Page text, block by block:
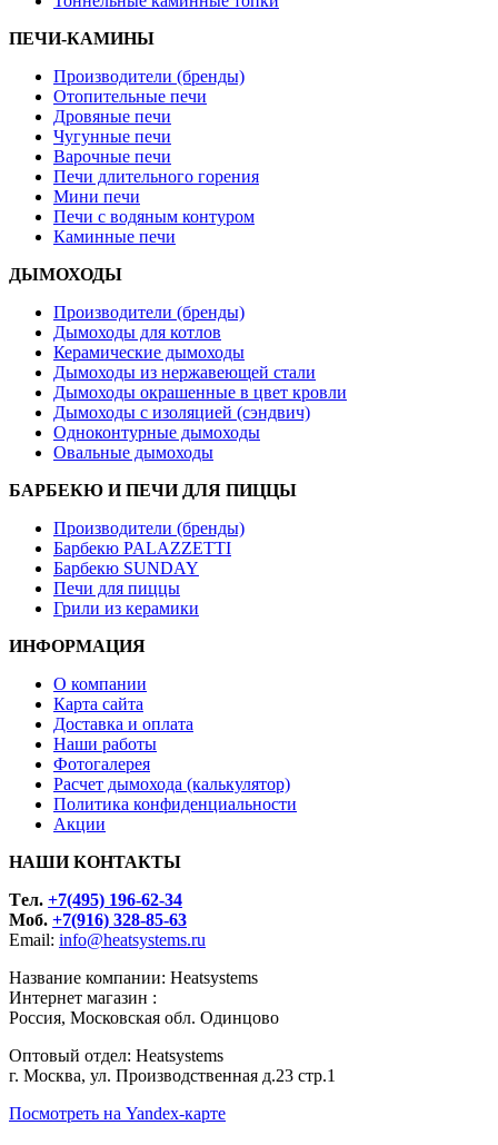
ПЕЧИ-КАМИНЫ
Производители (бренды)
Отопительные печи
Дровяные печи
Чугунные печи
Варочные печи
Печи длительного горения
Мини печи
Печи с водяным контуром
Каминные печи
ДЫМОХОДЫ
Производители (бренды)
Дымоходы для котлов
Керамические дымоходы
Дымоходы из нержавеющей стали
Дымоходы окрашенные в цвет кровли
Дымоходы с изоляцией (сэндвич)
Одноконтурные дымоходы
Овальные дымоходы
БАРБЕКЮ И ПЕЧИ ДЛЯ ПИЦЦЫ
Производители (бренды)
Барбекю PALAZZETTI
Барбекю SUNDAY
Печи для пиццы
Грили из керамики
ИНФОРМАЦИЯ
О компании
Карта сайта
Доставка и оплата
Наши работы
Фотогалерея
Расчет дымохода (калькулятор)
Политика конфиденциальности
Акции
НАШИ КОНТАКТЫ
Tел. +7(495) 196-62-34
Моб. +7(916) 328-85-63
Email: info@heatsystems.ru
Название компании: Heatsystems
Интернет магазин :
Россия, Московская обл. Одинцово
Оптовый отдел: Heatsystems
г. Москва, ул. Производственная д.23 стр.1
Посмотреть на Yandex-карте